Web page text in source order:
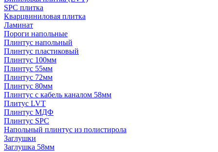
SPC плитка
Кварцвиниловая плитка
Ламинат
Пороги напольные
Плинтус напольный
Плинтус пластиковый
Плинтус 100мм
Плинтус 55мм
Плинтус 72мм
Плинтус 80мм
Плинтус с кабель каналом 58мм
Плитус LVT
Плинтус МДФ
Плинтус SPC
Напольный плинтус из полистирола
Заглушки
Заглушка 58мм